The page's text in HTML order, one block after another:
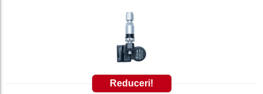
Reduceri!